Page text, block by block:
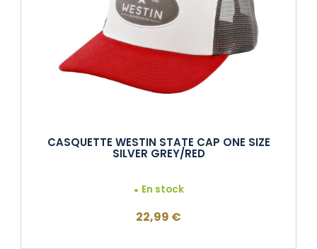
CASQUETTE WESTIN STATE CAP ONE SIZE
SILVER GREY/RED
En stock
22,99 €